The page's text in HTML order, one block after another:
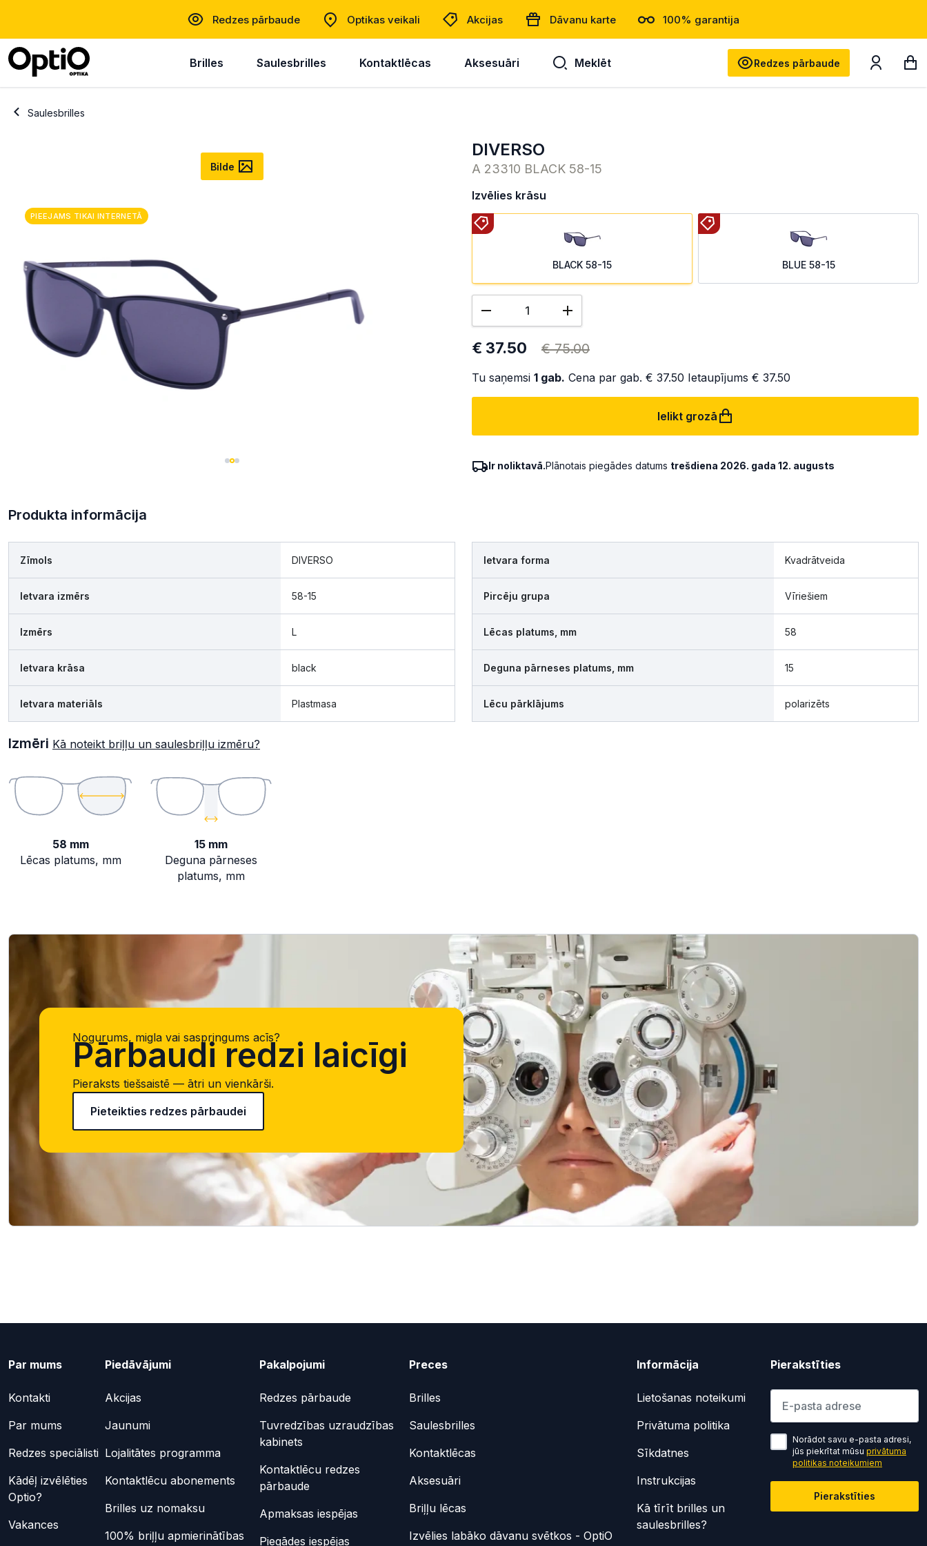
Redzes pārbaude Optikas veikali Akcijas Dāvanu karte 100% garantija
Brilles Saulesbrilles Kontaktlēcas Aksesuāri Meklēt Redzes pārbaude
Saulesbrilles
Bilde
PIEEJAMS TIKAI INTERNETĀ
DIVERSO
A 23310 BLACK 58-15
Izvēlies krāsu
BLACK 58-15 BLUE 58-15
€ 37.50 € 75.00
Tu saņemsi 1 gab. Cena par gab. € 37.50 Ietaupījums € 37.50
Ielikt grozā
Ir noliktavā.Plānotais piegādes datums trešdiena 2026. gada 12. augusts
Produkta informācija
Zīmols DIVERSO
Ietvara izmērs 58-15
Izmērs L
Ietvara krāsa black
Ietvara materiāls Plastmasa
Ietvara forma Kvadrātveida
Pircēju grupa Vīriešiem
Lēcas platums, mm 58
Deguna pārneses platums, mm 15
Lēcu pārklājums polarizēts
Izmēri Kā noteikt briļļu un saulesbriļļu izmēru?
58 mm
Lēcas platums, mm
15 mm
Deguna pārneses
platums, mm
Nogurums, migla vai saspringums acīs?
Pārbaudi redzi laicīgi
Pieraksts tiešsaistē — ātri un vienkārši.
Pieteikties redzes pārbaudei
Par mums
Kontakti
Par mums
Redzes speciālisti
Kādēļ izvēlēties
Optio?
Vakances
Piedāvājumi
Akcijas
Jaunumi
Lojalitātes programma
Kontaktlēcu abonements
Brilles uz nomaksu
100% briļļu apmierinātības
Pakalpojumi
Redzes pārbaude
Tuvredzības uzraudzības
kabinets
Kontaktlēcu redzes
pārbaude
Apmaksas iespējas
Piegādes iespējas
Preces
Brilles
Saulesbrilles
Kontaktlēcas
Aksesuāri
Briļļu lēcas
Izvēlies labāko dāvanu svētkos - OptiO
Informācija
Lietošanas noteikumi
Privātuma politika
Sīkdatnes
Instrukcijas
Kā tīrīt brilles un
saulesbrilles?
Pierakstīties
Lūdzu ievadiet e-pasta adresi
Norādot savu e-pasta adresi,
jūs piekrītat mūsu privātuma
politikas noteikumiem
Pierakstīties